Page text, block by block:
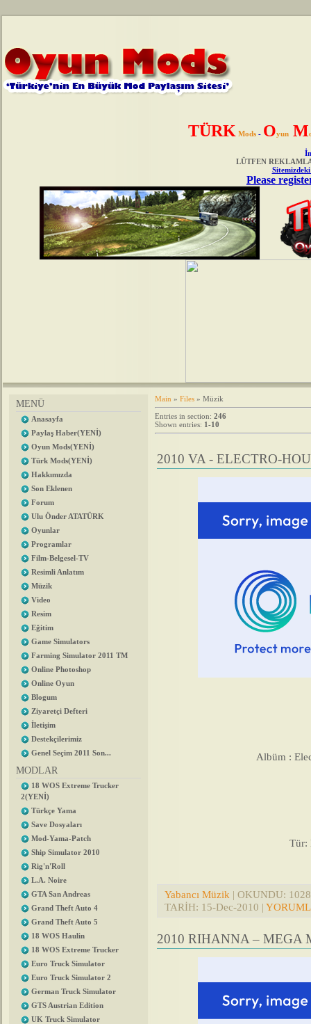
TÜRK Mods - Oyun M
LÜTFEN
Please
MENÜ
Anasayfa
Paylaş Haber(YENİ)
Oyun Mods(YENİ)
Türk Mods(YENİ)
Hakkımızda
Son Eklenen
Forum
Ulu Önder ATATÜRK
Oyunlar
Programlar
Film-Belgesel-TV
Resimli Anlatım
Müzik
Video
Resim
Eğitim
Game Simulators
Farming Simulator 2011 TM
Online Photoshop
Online Oyun
Blogum
Ziyaretçi Defteri
İletişim
Destekçilerimiz
Genel Seçim 2011 Son...
MODLAR
18 WOS Extreme Trucker
2(YENİ)
Türkçe Yama
Save Dosyaları
Mod-Yama-Patch
Ship Simulator 2010
Rig'n'Roll
L.A. Noire
GTA San Andreas
Grand Theft Auto 4
Grand Theft Auto 5
18 WOS Haulin
18 WOS Extreme Trucker
Euro Truck Simulator
Euro Truck Simulator 2
German Truck Simulator
GTS Austrian Edition
UK Truck Simulator
Main » Files » Müzik
Entries in section: 246
Shown entries: 1-10
2010 VA - ELECTRO-
Albüm :
Tür:
Yabancı Müzik | OKUNDU:
TARİH: 15-Dec-2010 |
2010 RIHANNA – MEGA